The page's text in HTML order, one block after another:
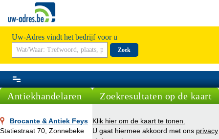
Uw-Adres vindt het bedrijf voor u
Zoek
Antiekhandelaren
Brocante & Antiek Feys
Statiestraat 70, Zonnebeke
Zoekresultaten op de kaart
Klik hier om de kaart te tonen.
U gaat hiermee akkoord met ons privacy